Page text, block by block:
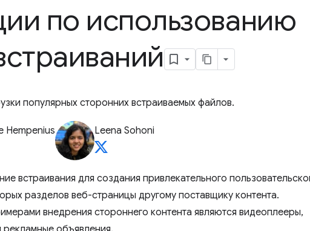
по использованию
популярных сторонних встраиваемых файлов.
Hempenius Leena Sohoni
встраивания для создания привлекательного
разделов веб-страницы другому поставщику контента.
внедрения стороннего контента являются видеоплееры,